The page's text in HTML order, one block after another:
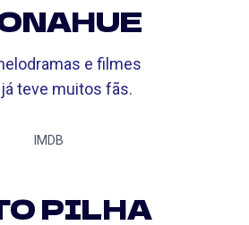
e filmes
teve muitos fãs.
IMDB
PILHA